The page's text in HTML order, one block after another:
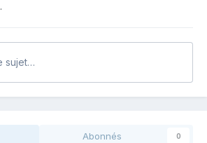
sujet…
Abonnés 0